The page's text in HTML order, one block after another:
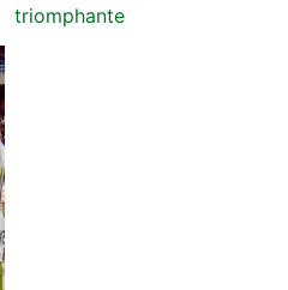
triomphante